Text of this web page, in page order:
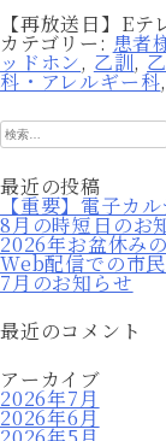
【再放送日】E
カテゴリー: 患者
ッドホン, 乙訓,
科・アレルギー科
検
索:
最近の投稿
【重要】電子カ
8月の時短日のお
2026年お盆休み
Web配信での市
7月のお知らせ
最近のコメント
アーカイブ
2026年7月
2026年6月